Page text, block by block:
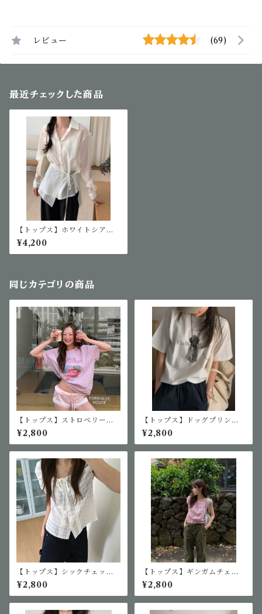
レビュー (69)
最近チェックした商品
【トップス】ホワイトシアー
シャツ
¥4,200
同じカテゴリの商品
【トップス】ストロベリーロ
ゴTシャツ
¥2,800
【トップス】ドッグプリントT
シャツ
¥2,800
【トップス】シックチェック
シングルボタンシャツ
¥2,800
【トップス】ギンガムチェッ
クギャザーブラウス
¥2,800